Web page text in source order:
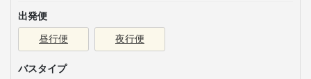
出発便
昼行便 夜行便
バスタイプ